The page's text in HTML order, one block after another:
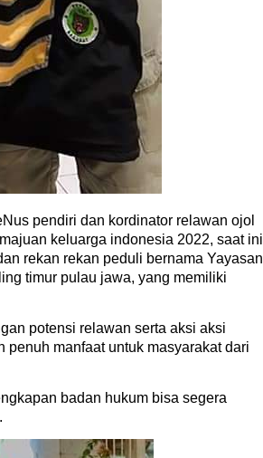
pendiri dan kordinator relawan ojol
keluarga indonesia 2022, saat ini
rekan rekan peduli bernama Yayasan
timur pulau jawa, yang memiliki
potensi relawan serta aksi aksi
manfaat untuk masyarakat dari
badan hukum bisa segera